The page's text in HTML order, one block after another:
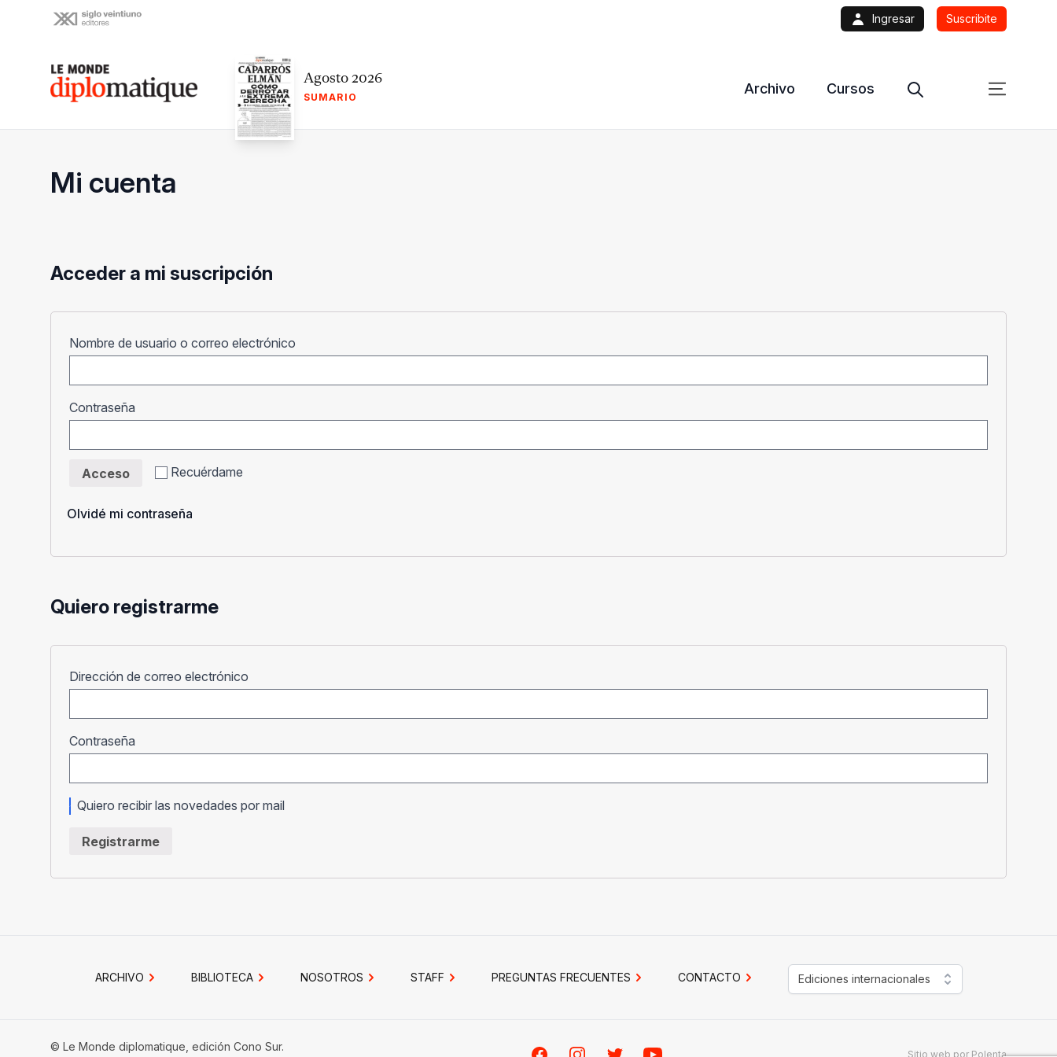
Ingresar Suscribite
Le monde diplomatique Agosto 2026
SUMARIO
Archivo Cursos
Mi cuenta
Acceder a mi suscripción
Nombre de usuario o correo electrónico
Contraseña
Recuérdame
Acceso
Olvidé mi contraseña
Quiero registrarme
Dirección de correo electrónico
Contraseña
Quiero recibir las novedades por mail
Registrarme
ARCHIVO BIBLIOTECA NOSOTROS STAFF PREGUNTAS FRECUENTES CONTACTO Ediciones internacionales
© Le Monde diplomatique, edición Cono Sur.
Sitio web por Polenta